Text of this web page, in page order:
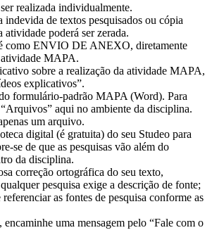
realizada individualmente.
indevida de textos pesquisados ou cópia
atividade poderá ser zerada.
como ENVIO DE ANEXO, diretamente
atividade MAPA.
sobre a realização da atividade MAPA,
explicativos”.
formulário-padrão MAPA (Word). Para
aqui no ambiente da disciplina.
um arquivo.
digital (é gratuita) do seu Studeo para
se de que as pesquisas vão além do
da disciplina.
correção ortográfica do seu texto,
pesquisa exige a descrição de fonte;
as fontes de pesquisa conforme as
uma mensagem pelo “Fale com o